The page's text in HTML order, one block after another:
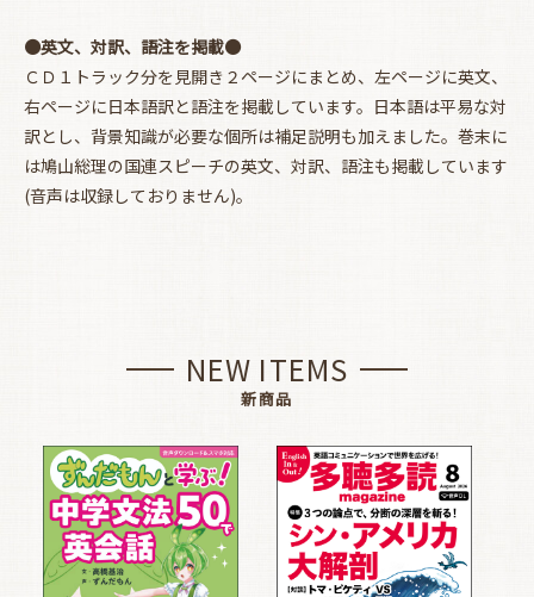
●英文、対訳、語注を掲載●
ＣＤ１トラック分を見開き２ページにまとめ、左ページに英文、
右ページに日本語訳と語注を掲載しています。日本語は平易な対
訳とし、背景知識が必要な個所は補足説明も加えました。巻末に
は鳩山総理の国連スピーチの英文、対訳、語注も掲載しています
(音声は収録しておりません)。
NEW ITEMS
新商品